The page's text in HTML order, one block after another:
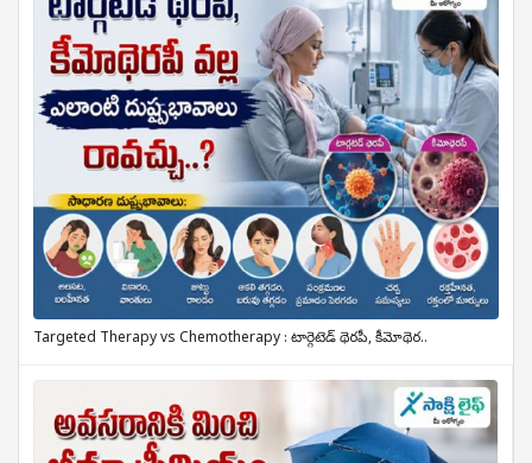
Targeted Therapy vs Chemotherapy : టార్గెటెడ్ థెరపీ, కీమోథెర..